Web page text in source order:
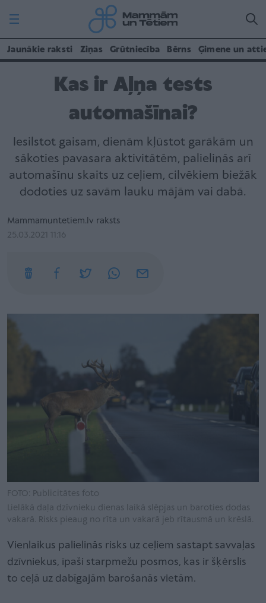
Jaunākie raksti Ziņas Grūtniecība Bērns Ģimene un
Kas ir Aļņa tests
automašīnai?
Iesilstot gaisam, dienām kļūstot garākām un
sākoties pavasara aktivitātēm, palielinās arī
automašīnu skaits uz ceļiem, cilvēkiem biežāk
dodoties uz savām lauku mājām vai dabā.
Mammamuntetiem.lv raksts
25.03.2021 11:16
FOTO: Publicitātes foto
Lielākā daļa dzīvnieku dienas laikā slēpjas un baroties dodas
vakarā. Risks pieaug no rīta un vakarā jeb rītausmā un krēslā.
Vienlaikus palielinās risks uz ceļiem sastapt savvaļas
dzīvniekus, īpaši starpmežu posmos, kas ir šķērslis
to ceļā uz dabīgajām barošanās vietām.